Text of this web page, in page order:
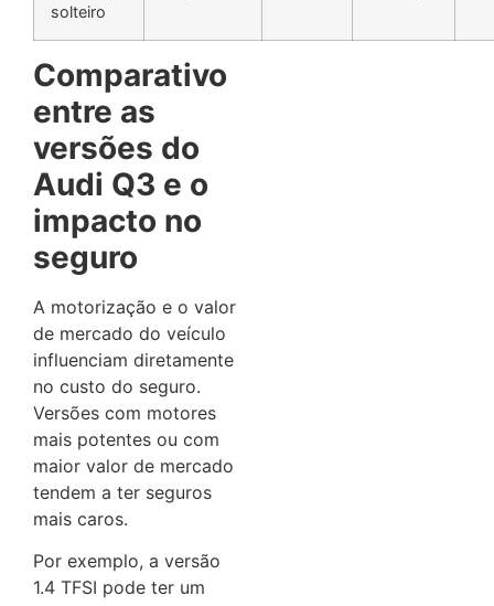
solteiro
Comparativo
entre as
versões do
Audi Q3 e o
impacto no
seguro
A motorização e o valor
de mercado do veículo
influenciam diretamente
no custo do seguro.
Versões com motores
mais potentes ou com
maior valor de mercado
tendem a ter seguros
mais caros.
Por exemplo, a versão
1.4 TFSI pode ter um